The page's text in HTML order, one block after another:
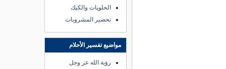
الحلويات والكيك
تحضير المشروبات
مواضيع تفسير الأحلام
رؤية الله عز وجل